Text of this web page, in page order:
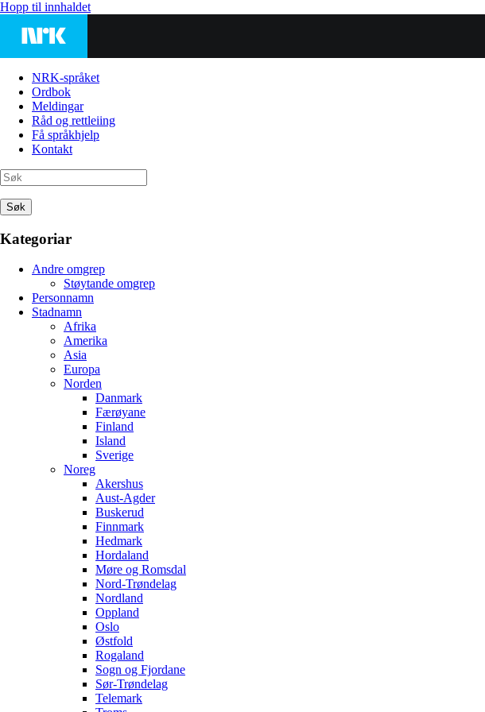
Hopp til innhaldet
NRK-språket
Ordbok
Meldingar
Råd og rettleiing
Få språkhjelp
Kontakt
Søk
Kategoriar
Andre omgrep
Støytande omgrep
Personnamn
Stadnamn
Afrika
Amerika
Asia
Europa
Norden
Danmark
Færøyane
Finland
Island
Sverige
Noreg
Akershus
Aust-Agder
Buskerud
Finnmark
Hedmark
Hordaland
Møre og Romsdal
Nord-Trøndelag
Nordland
Oppland
Oslo
Østfold
Rogaland
Sogn og Fjordane
Sør-Trøndelag
Telemark